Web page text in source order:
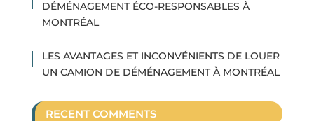
DÉMÉNAGEMENT ÉCO-RESPONSABLES À
MONTRÉAL
LES AVANTAGES ET INCONVÉNIENTS DE LOUER
UN CAMION DE DÉMÉNAGEMENT À MONTRÉAL
RECENT COMMENTS